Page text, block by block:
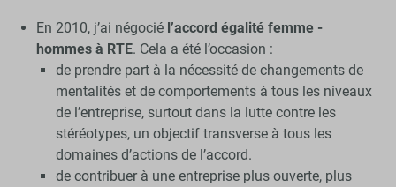
En 2010, j’ai négocié l’accord égalité femme -
hommes à RTE. Cela a été l’occasion :
de prendre part à la nécessité de changements de
mentalités et de comportements à tous les niveaux
de l’entreprise, surtout dans la lutte contre les
stéréotypes, un objectif transverse à tous les
domaines d’actions de l’accord.
de contribuer à une entreprise plus ouverte, plus